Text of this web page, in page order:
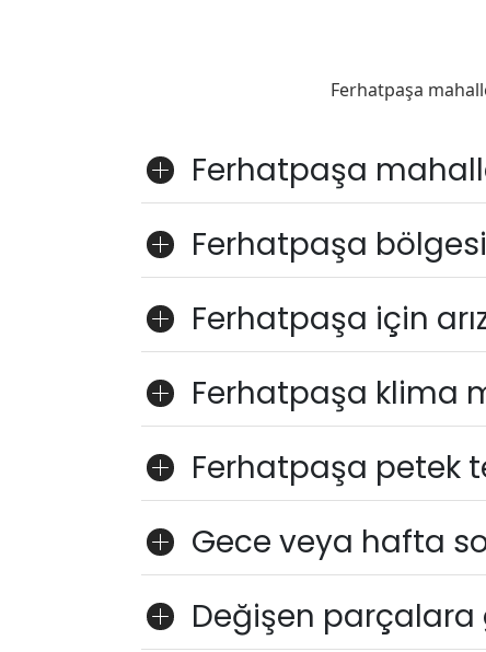
Ferhatpaşa
Ferhatpaşa
Ferhatpaşa
Ferhatpaşa için
Ferhatpaşa klima
Ferhatpaşa petek
Gece veya hafta
Değişen